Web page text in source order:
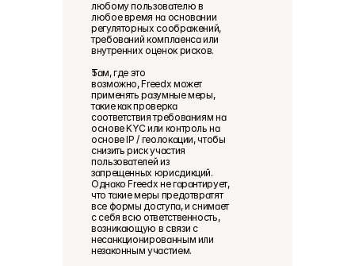
любому пользователю в
любое время на основании
регуляторных соображений,
требований комплаенса или
внутренних оценок рисков.
Там, где это
возможно, Freedx может
применять разумные меры,
такие как проверка
соответствия требованиям на
основе KYC или контроль на
основе IP / геолокации, чтобы
снизить риск участия
пользователей из
запрещенных юрисдикций.
Однако Freedx не гарантирует,
что такие меры предотвратят
все формы доступа, и снимает
с себя всю ответственность,
возникающую в связи с
несанкционированным или
незаконным участием.